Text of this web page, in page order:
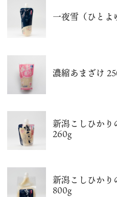
一夜雪（ひとよ
濃縮あまざけ
新潟こしひかり
260g
新潟こしひかり
800g